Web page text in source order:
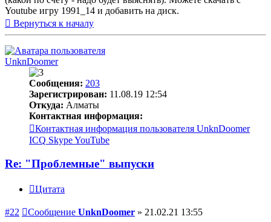
Youtube игру 1991_14 и добавить на диск.
Вернуться к началу
UnknDoomer
Сообщения: 203
Зарегистрирован: 11.08.19 12:54
Откуда: Алматы
Контактная информация:
Контактная информация пользователя UnknDoomer
ICQ SkypeYouTube
Re: "Проблемные" выпуски
Цитата
#22 Сообщение UnknDoomer » 21.02.21 13:55